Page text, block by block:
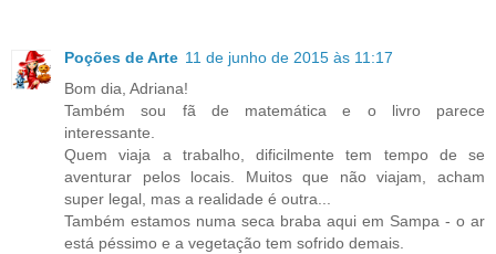
Poções de Arte 11 de junho de 2015 às 11:17
Bom dia, Adriana!
Também sou fã de matemática e o livro parece
interessante.
Quem viaja a trabalho, dificilmente tem tempo de se
aventurar pelos locais. Muitos que não viajam, acham
super legal, mas a realidade é outra...
Também estamos numa seca braba aqui em Sampa - o ar
está péssimo e a vegetação tem sofrido demais.